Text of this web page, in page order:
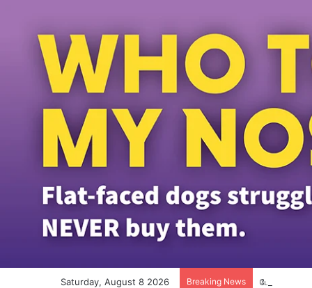
Saturday, August 8 2026 Breaking News போட்காஸ்ட்